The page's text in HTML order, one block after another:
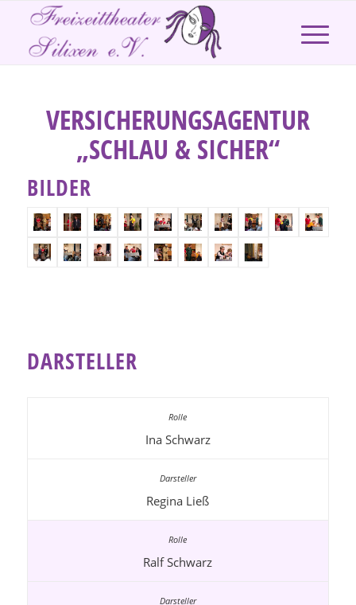
VERSICHERUNGSAGENTUR
„SCHLAU & SICHER“
BILDER
DARSTELLER
Ina Schwarz
Regina Ließ
Ralf Schwarz